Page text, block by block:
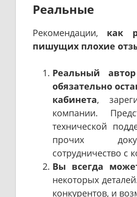
Реальные
Рекомендации, как
пишущих плохие
Реальный
обязательно
кабинета,
компании.
технической
прочих
сотрудничество с
Вы всегда
некоторых
конкурентов, и